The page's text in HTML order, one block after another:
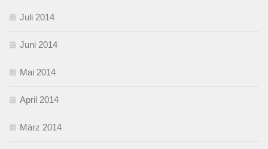
Juli 2014
Juni 2014
Mai 2014
April 2014
März 2014